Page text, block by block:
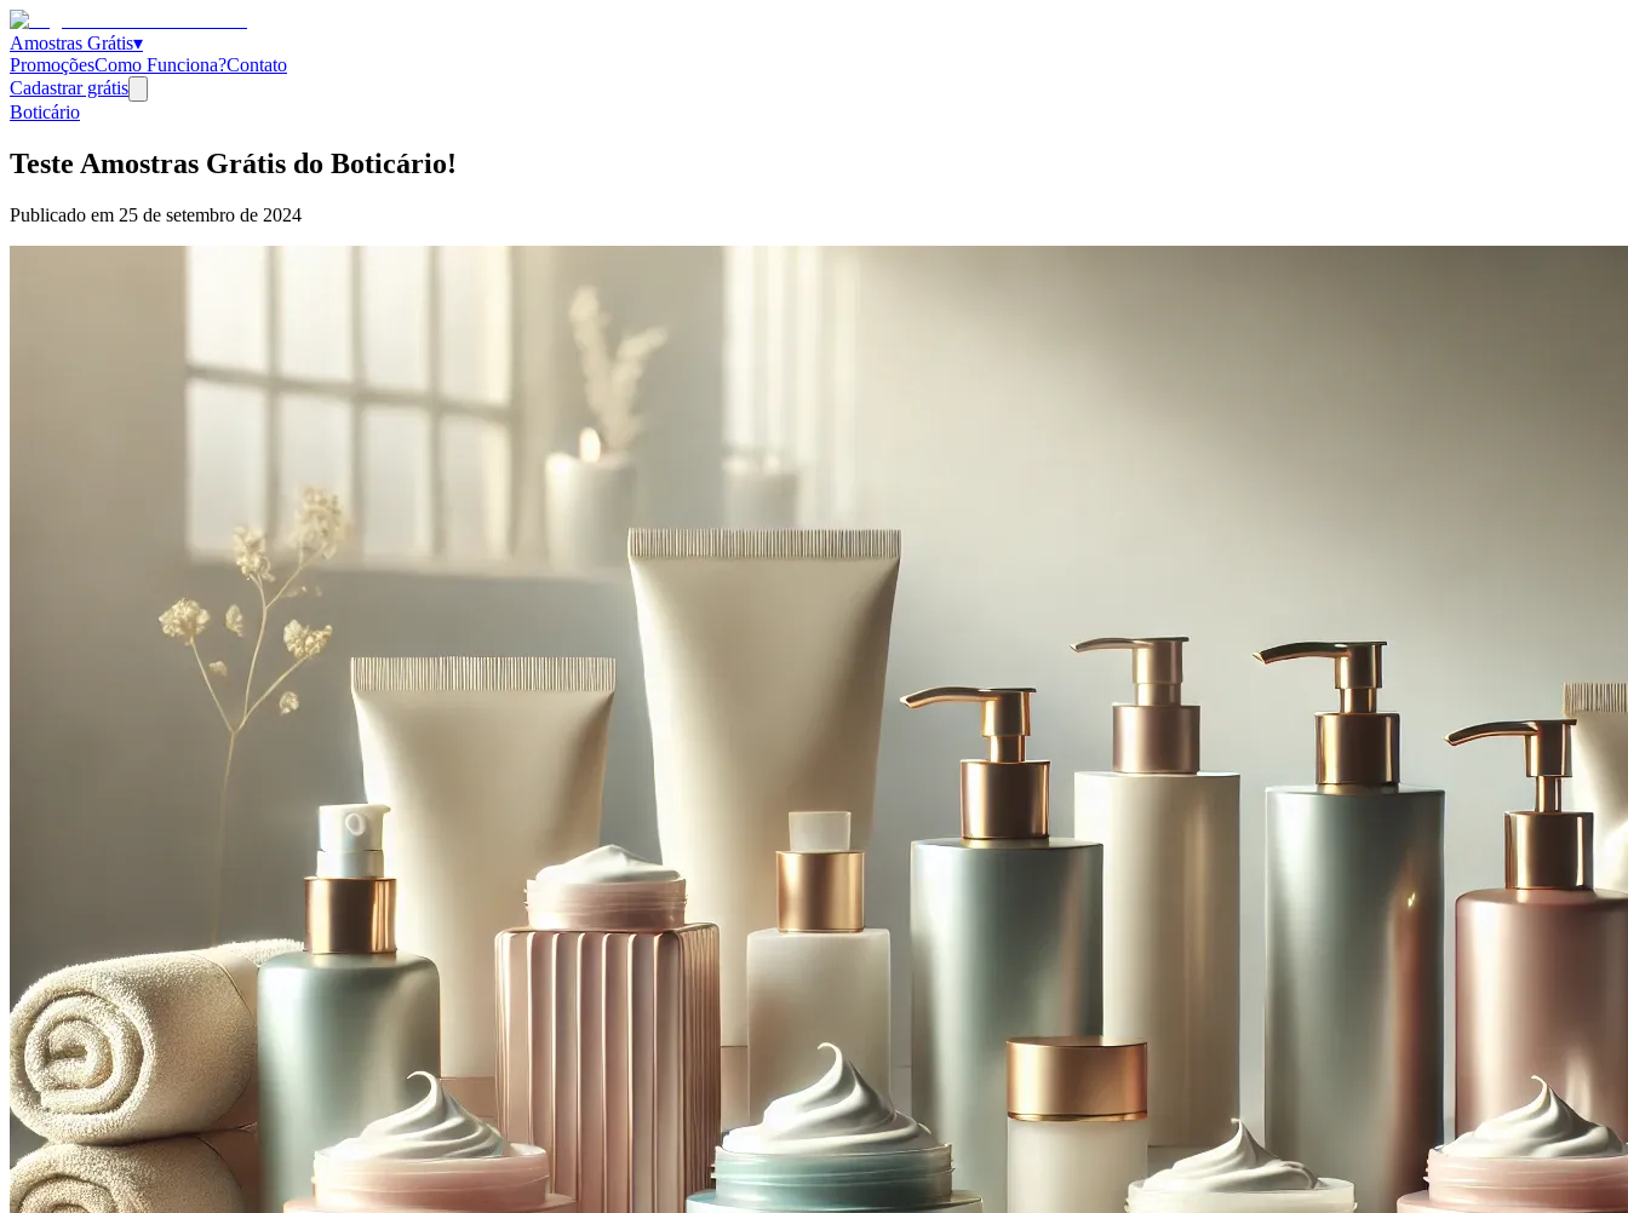
Amostras Grátis▾
PromoçõesComo Funciona?Contato
Cadastrar grátis
Boticário
Teste Amostras Grátis do Boticário!
Publicado em 25 de setembro de 2024